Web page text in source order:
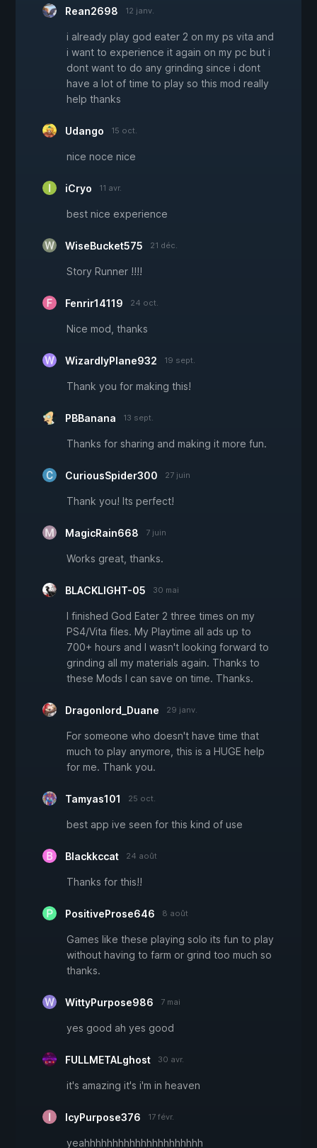
Rean2698 12 janv.
i already play god eater 2 on my ps vita and
i want to experience it again on my pc but i
dont want to do any grinding since i dont
have a lot of time to play so this mod really
help thanks
Udango 15 oct.
nice noce nice
iCryo 11 avr.
best nice experience
WiseBucket575 21 déc.
Story Runner !!!!
Fenrir14119 24 oct.
Nice mod, thanks
WizardlyPlane932 19 sept.
Thank you for making this!
PBBanana 13 sept.
Thanks for sharing and making it more fun.
CuriousSpider300 27 juin
Thank you! Its perfect!
MagicRain668 7 juin
Works great, thanks.
BLACKLIGHT-05 30 mai
I finished God Eater 2 three times on my
PS4/Vita files. My Playtime all ads up to
700+ hours and I wasn't looking forward to
grinding all my materials again. Thanks to
these Mods I can save on time. Thanks.
Dragonlord_Duane 29 janv.
For someone who doesn't have time that
much to play anymore, this is a HUGE help
for me. Thank you.
Tamyas101 25 oct.
best app ive seen for this kind of use
Blackkccat 24 août
Thanks for this!!
PositiveProse646 8 août
Games like these playing solo its fun to play
without having to farm or grind too much so
thanks.
WittyPurpose986 7 mai
yes good ah yes good
FULLMETALghost 30 avr.
it's amazing it's i'm in heaven
IcyPurpose376 17 févr.
yeahhhhhhhhhhhhhhhhhhhhh